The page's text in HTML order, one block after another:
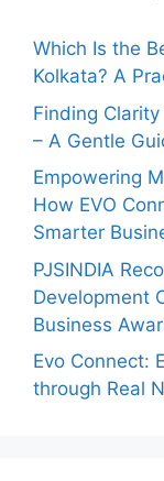
Which Is the
Kolkata? A
Finding
– A Gentle
Empowering
How EVO
Smarter
PJSINDIA
Development
Business
Evo Connect:
through Real